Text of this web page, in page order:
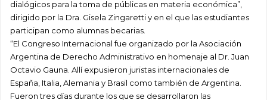
dialógicos para la toma de públicas en materia económica”,
dirigido por la Dra. Gisela Zingaretti y en el que las estudiantes
participan como alumnas becarias.
“El Congreso Internacional fue organizado por la Asociación
Argentina de Derecho Administrativo en homenaje al Dr. Juan
Octavio Gauna. Allí expusieron juristas internacionales de
España, Italia, Alemania y Brasil como también de Argentina.
Fueron tres días durante los que se desarrollaron las